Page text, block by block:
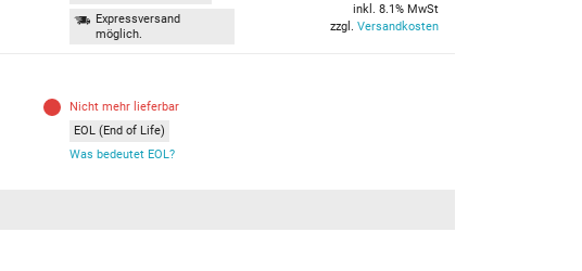
Expressversand
möglich.
inkl. 8.1% MwSt
zzgl. Versandkosten
Nicht mehr lieferbar
EOL (End of Life)
Was bedeutet EOL?